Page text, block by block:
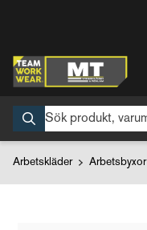
Arbetskläder Arbetsbyxor